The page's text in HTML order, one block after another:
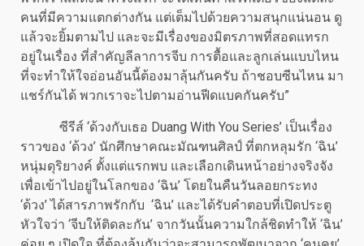
คนที่มีความแตกต่างกัน แต่เต็มไปด้วยความสนุกแน่นอน ดู
แล้วจะยิ้มตามไป และจะมีเรื่องของมิตรภาพที่สอดแทรก
อยู่ในเรื่อง ที่สำคัญลีลาการจีบ การตื้อและลูกเล่นแบบไหน
ที่จะทำให้ใจอ่อนอันนี้ต้องมาลุ้นกันครับ ถ้าชอบซีนไหน มา
แชร์กันได้ พวกเราจะไปตามอ่านฟีดแบคกันครับ”
ซีรีส์ ‘ด้วงกับเธอ Duang With You Series’ เป็นเรื่อง
ราวของ ‘ด้วง’ นักศึกษาคณะมัณฑนศิลป์ ที่ตกหลุมรัก ‘ฉิน’
หนุ่มดุริยางค์ ตั้งแต่แรกพบ และเลือกเดินหน้าอย่างจริงจัง
เพื่อเข้าไปอยู่ในโลกของ ‘ฉิน’ โดยในคืนวันลอยกระทง
‘ด้วง’ ได้สารภาพรักกับ ‘ฉิน’ และได้รับคำตอบที่เปิดประตู
หัวใจว่า ‘จีบให้ติดละกัน’ จากวันนั้นความใกล้ชิดทำให้ ‘ฉิน’